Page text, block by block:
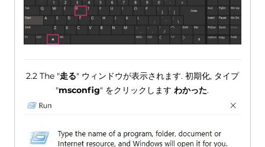
2.2 The "走る" ウィンドウが表示されます. 初期化, タイプ
"msconfig" をクリックしますわかった.